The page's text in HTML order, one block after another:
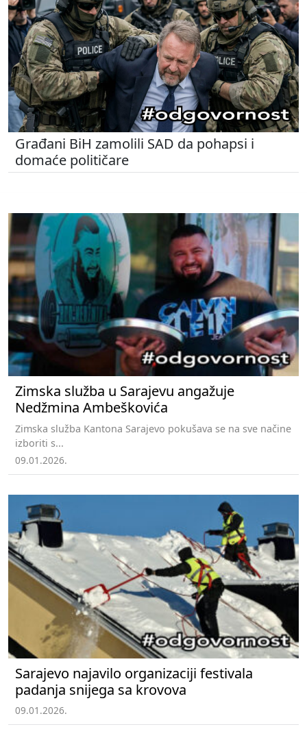
Građani BiH zamolili SAD da pohapsi i
domaće političare
Zimska služba u Sarajevu angažuje
Nedžmina Ambeškovića
Zimska služba Kantona Sarajevo pokušava se na sve načine
izboriti s...
09.01.2026.
Sarajevo najavilo organizaciji festivala
padanja snijega sa krovova
09.01.2026.